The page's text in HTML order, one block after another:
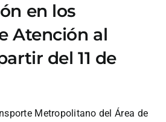
en los
Atención al
del 11 de
Metropolitano del Área de